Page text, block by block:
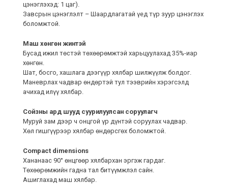
цэнэглэхэд: 1 цаг).
Завсрын цэнэглэлт – Шаардлагатай үед түр зуур цэнэглэх
боломжтой.
Маш хөнгөн жинтэй
Бусад ижил төстэй төхөөрөмжтэй харьцуулахад 35%-иар
хөнгөн.
Шат, босго, хашлага дээгүүр хялбар шилжүүлж болдог.
Маневрлах чадвар өндөртэй тул тээврийн хэрэгсэлд
ачихад илүү хялбар.
Сойзны ард шууд суурилуулсан соруулагч
Муруй зам дээр ч онцгой үр дүнтэй соруулах чадвар.
Хөл гишгүүрээр хялбар өндөрсгөх боломжтой.
Compact dimensions
Хананаас 90° өнцгөөр хялбархан эргэж гардаг.
Төхөөрөмжийн гадна тал битүүмжлэл сайн.
Ашиглахад маш хялбар.